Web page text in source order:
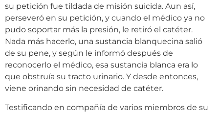
su petición fue tildada de misión suicida. Aun así,
perseveró en su petición, y cuando el médico ya no
pudo soportar más la presión, le retiró el catéter.
Nada más hacerlo, una sustancia blanquecina salió
de su pene, y según le informó después de
reconocerlo el médico, esa sustancia blanca era lo
que obstruía su tracto urinario. Y desde entonces,
viene orinando sin necesidad de catéter.
Testificando en compañía de varios miembros de su